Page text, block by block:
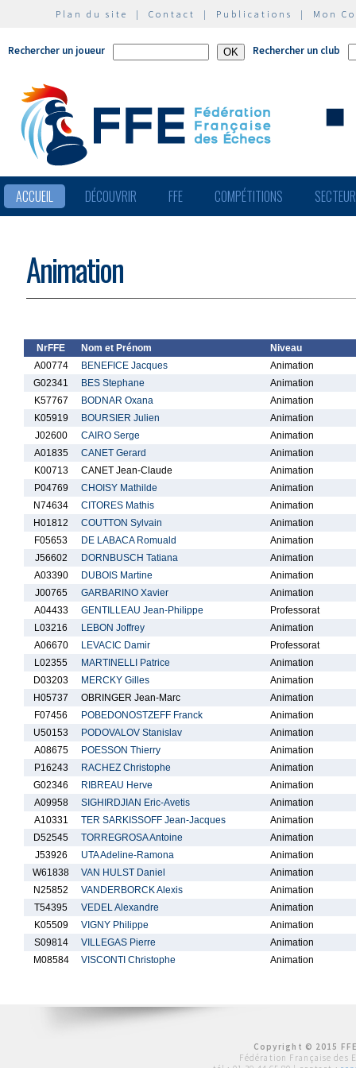
Plan du site | Contact | Publications | Mon
Rechercher un joueur Rechercher un club
ACCUEIL DÉCOUVRIR FFE COMPÉTITIONS
Animation
NrFFE Nom et Prénom
Niveau
A00774
BENEFICE Jacques
Animation
G02341
BES Stephane
Animation
K57767
BODNAR Oxana
Animation
K05919
BOURSIER Julien
Animation
J02600
CAIRO Serge
Animation
A01835
CANET Gerard
Animation
K00713
CANET Jean-Claude
Animation
P04769
CHOISY Mathilde
Animation
N74634
CITORES Mathis
Animation
H01812
COUTTON Sylvain
Animation
F05653
DE LABACA Romuald
Animation
J56602
DORNBUSCH Tatiana
Animation
A03390
DUBOIS Martine
Animation
J00765
GARBARINO Xavier
Animation
A04433
GENTILLEAU Jean-Philippe
Professorat
L03216
LEBON Joffrey
Animation
A06670
LEVACIC Damir
Professorat
L02355
MARTINELLI Patrice
Animation
D03203
MERCKY Gilles
Animation
H05737
OBRINGER Jean-Marc
Animation
F07456
POBEDONOSTZEFF Franck
Animation
U50153
PODOVALOV Stanislav
Animation
A08675
POESSON Thierry
Animation
P16243
RACHEZ Christophe
Animation
G02346
RIBREAU Herve
Animation
A09958
SIGHIRDJIAN Eric-Avetis
Animation
A10331
TER SARKISSOFF Jean-Jacques
Animation
D52545
TORREGROSA Antoine
Animation
J53926
UTA Adeline-Ramona
Animation
W61838
VAN HULST Daniel
Animation
N25852
VANDERBORCK Alexis
Animation
T54395
VEDEL Alexandre
Animation
K05509
VIGNY Philippe
Animation
S09814
VILLEGAS Pierre
Animation
M08584
VISCONTI Christophe Animation
Copyright © 2015
Fédération Française des